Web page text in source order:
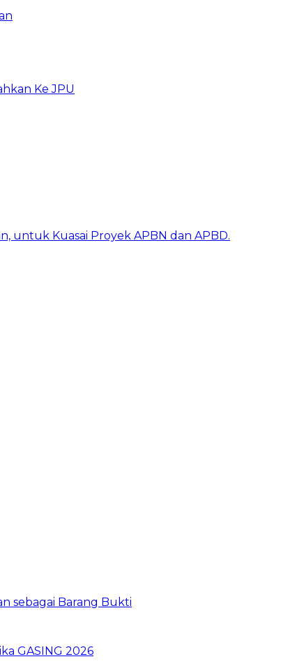
Ke JPU
untuk Kuasai Proyek APBN dan APBD.
sebagai Barang Bukti
GASING 2026